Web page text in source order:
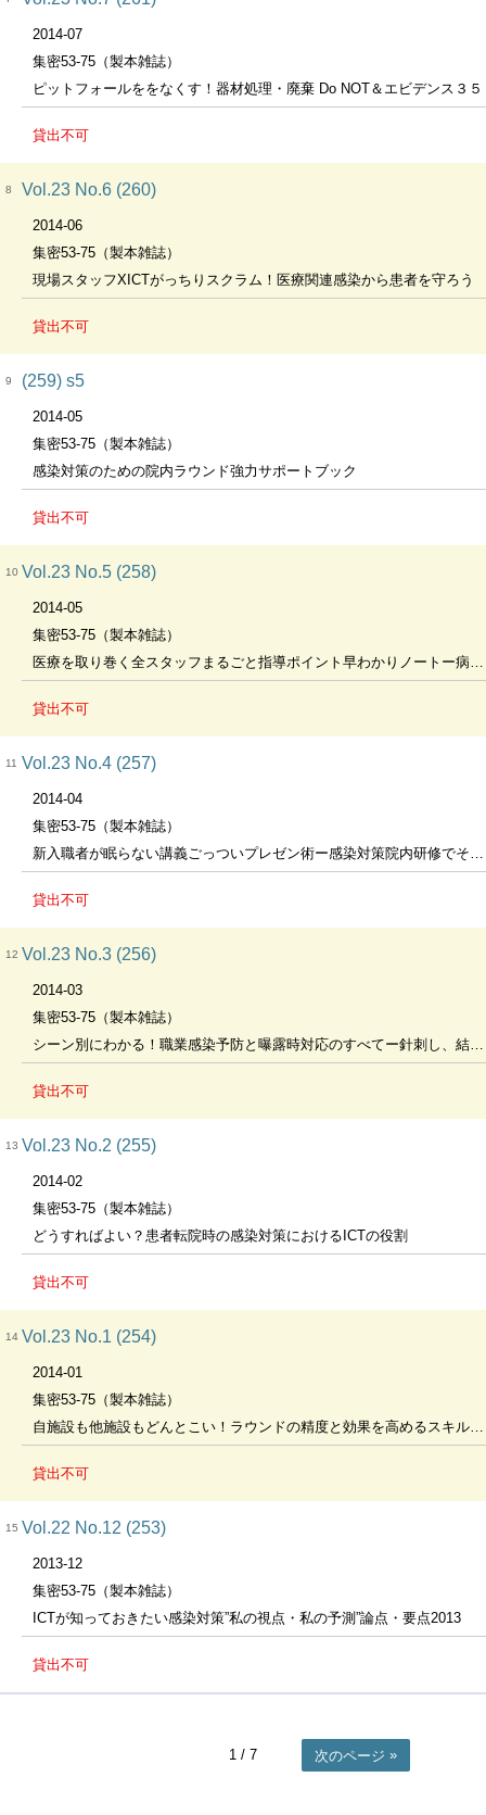
2014-07
集密53-75（製本雑誌）
ピットフォールををなくす！器材処理・廃棄 Do NOT＆エビデンス３５
貸出不可
8 Vol.23 No.6 (260)
2014-06
集密53-75（製本雑誌）
現場スタッフXICTがっちりスクラム！医療関連感染から患者を守ろう
貸出不可
9 (259) s5
2014-05
集密53-75（製本雑誌）
感染対策のための院内ラウンド強力サポートブック
貸出不可
10 Vol.23 No.5 (258)
2014-05
集密53-75（製本雑誌）
医療を取り巻く全スタッフまるごと指導ポイント早わかりノートー病棟・外来・検査室における標準予防策の遵守に向けて
貸出不可
11 Vol.23 No.4 (257)
2014-04
集密53-75（製本雑誌）
新入職者が眠らない講義ごっついプレゼン術ー感染対策院内研修でそのまま使える便利教材つきー
貸出不可
12 Vol.23 No.3 (256)
2014-03
集密53-75（製本雑誌）
シーン別にわかる！職業感染予防と曝露時対応のすべてー針刺し、結核、流行性ウイルス疾患、曝露関係ー
貸出不可
13 Vol.23 No.2 (255)
2014-02
集密53-75（製本雑誌）
どうすればよい？患者転院時の感染対策におけるICTの役割
貸出不可
14 Vol.23 No.1 (254)
2014-01
集密53-75（製本雑誌）
自施設も他施設もどんとこい！ラウンドの精度と効果を高めるスキル総集編
貸出不可
15 Vol.22 No.12 (253)
2013-12
集密53-75（製本雑誌）
ICTが知っておきたい感染対策”私の視点・私の予測”論点・要点2013
貸出不可
1 / 7 次のページ